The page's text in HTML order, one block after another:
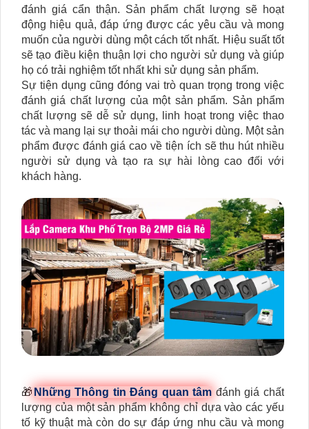
đánh giá cẩn thận. Sản phẩm chất lượng sẽ hoạt
động hiệu quả, đáp ứng được các yêu cầu và mong
muốn của người dùng một cách tốt nhất. Hiệu suất tốt
sẽ tạo điều kiện thuận lợi cho người sử dụng và giúp
họ có trải nghiệm tốt nhất khi sử dụng sản phẩm.
Sự tiện dụng cũng đóng vai trò quan trọng trong việc
đánh giá chất lượng của một sản phẩm. Sản phẩm
chất lượng sẽ dễ sử dụng, linh hoạt trong việc thao
tác và mang lại sự thoải mái cho người dùng. Một sản
phẩm được đánh giá cao về tiện ích sẽ thu hút nhiều
người sử dụng và tạo ra sự hài lòng cao đối với
khách hàng.
🎁 Những Thông tin Đáng quan tâm đánh giá chất
lượng của một sản phẩm không chỉ dựa vào các yếu
tố kỹ thuật mà còn do sự đáp ứng nhu cầu và mong